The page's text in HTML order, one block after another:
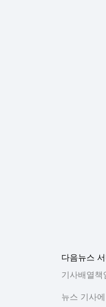
다음뉴스
기사배열책
뉴스 기사